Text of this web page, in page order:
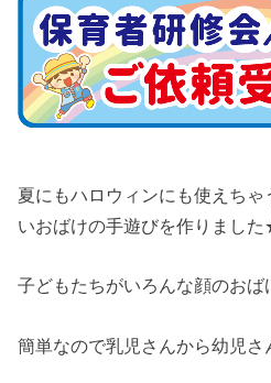
夏にもハロウィンにも使えち
いおばけの手遊びを作りまし
子どもたちがいろんな顔のおば
簡単なので乳児さんから幼児